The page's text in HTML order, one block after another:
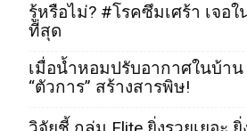
รู้หรือไม่? #โรคซึมเศร้า เจอ
ที่สุด
เมื่อน้ำหอมปรับอากาศในบ้าน
“ตัวการ” สร้างสารพิษ!